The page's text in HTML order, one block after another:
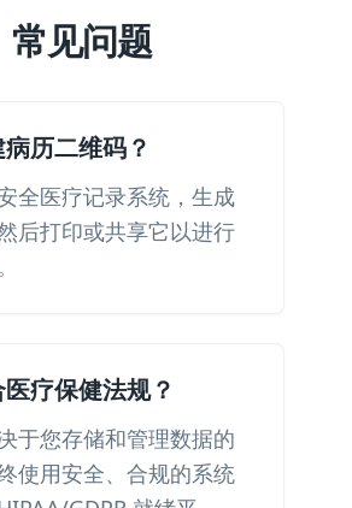
常见问题
历二维码？
全医疗记录系统，生成
后打印或共享它以进行
疗保健法规？
于您存储和管理数据的
使用安全、合规的系统